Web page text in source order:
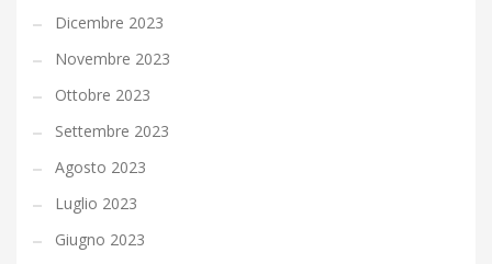
Dicembre 2023
Novembre 2023
Ottobre 2023
Settembre 2023
Agosto 2023
Luglio 2023
Giugno 2023